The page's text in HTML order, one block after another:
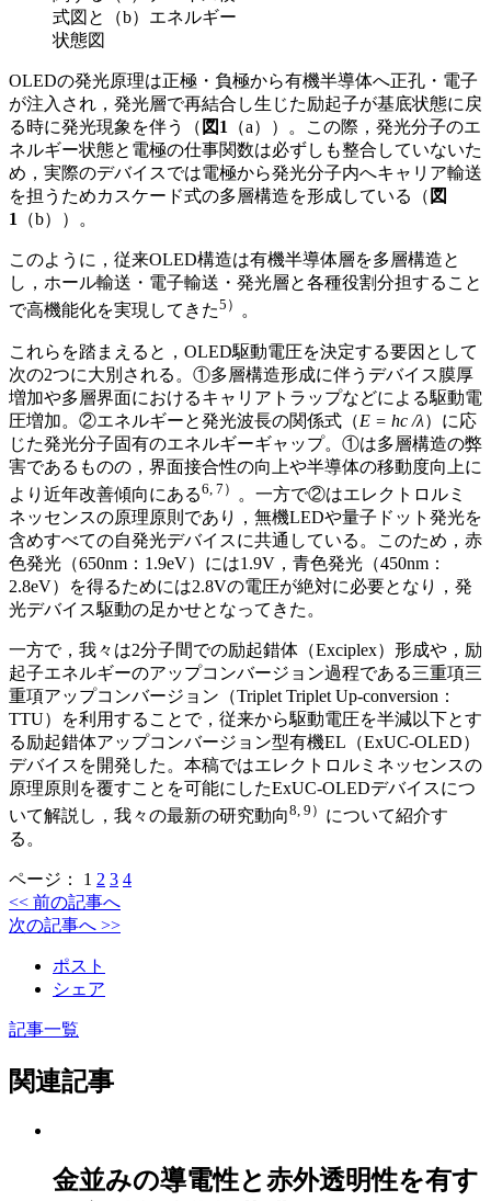
式図と（b）エネルギー
状態図
OLEDの発光原理は正極・負極から有機半導体へ正孔・電子
が注入され，発光層で再結合し生じた励起子が基底状態に戻
る時に発光現象を伴う（ 図1
（a））。この際，発光分子のエ
ネルギー状態と電極の仕事関数は必ずしも整合していないた
め，実際のデバイスでは電極から発光分子内へキャリア輸送
を担うためカスケード式の多層構造を形成している（ 図
1
（b））。
このように，従来OLED構造は有機半導体層を多層構造と
し，ホール輸送・電子輸送・発光層と各種役割分担すること
で高機能化を実現してきた5） 。
これらを踏まえると，OLED駆動電圧を決定する要因として
次の2つに大別される。①多層構造形成に伴うデバイス膜厚
増加や多層界面におけるキャリアトラップなどによる駆動電
圧増加。②エネルギーと発光波長の関係式（E = hc /λ）に応
じた発光分子固有のエネルギーギャップ。①は多層構造の弊
害であるものの，界面接合性の向上や半導体の移動度向上に
より近年改善傾向にある6, 7）
。一方で②はエレクトロルミ
ネッセンスの原理原則であり，無機LEDや量子ドット発光を
含めすべての自発光デバイスに共通している。このため，赤
色発光（650nm：1.9eV）には1.9V，青色発光（450nm：
2.8eV）を得るためには2.8Vの電圧が絶対に必要となり，発
光デバイス駆動の足かせとなってきた。
一方で，我々は2分子間での励起錯体（Exciplex）形成や，励
起子エネルギーのアップコンバージョン過程である三重項三
重項アップコンバージョン（Triplet Triplet Up-conversion：
TTU）を利用することで，従来から駆動電圧を半減以下とす
る励起錯体アップコンバージョン型有機EL（ExUC-OLED）
デバイスを開発した。本稿ではエレクトロルミネッセンスの
原理原則を覆すことを可能にしたExUC-OLEDデバイスにつ
いて解説し，我々の最新の研究動向8, 9） について紹介す
る。
ページ： 1 2 3 4
<< 前の記事へ
次の記事へ >>
ポスト
シェア
記事一覧
関連記事
金並みの導電性と赤外透明性を有す